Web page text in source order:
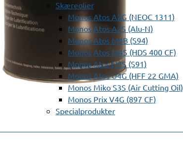
Skæreolier
Monos Atos A2G (NEOC 1311)
Monos Atos A2S (Alu-N)
Monos Atos M4B (S94)
Monos Atos M4S (HDS 400 CF)
Monos Atos N3S (S91)
Monos Atos U4G (HFF 22 GMA)
Monos Miko S3S (Air Cutting Oil)
Monos Prix V4G (897 CF)
Specialprodukter